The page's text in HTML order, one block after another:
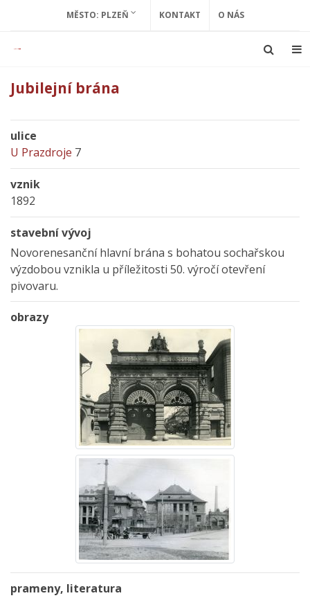
MĚSTO: PLZEŇ KONTAKT O NÁS
Jubilejní brána
ulice
U Prazdroje 7
vznik
1892
stavební vývoj
Novorenesanční hlavní brána s bohatou sochařskou
výzdobou vznikla u příležitosti 50. výročí otevření
pivovaru.
obrazy
prameny, literatura